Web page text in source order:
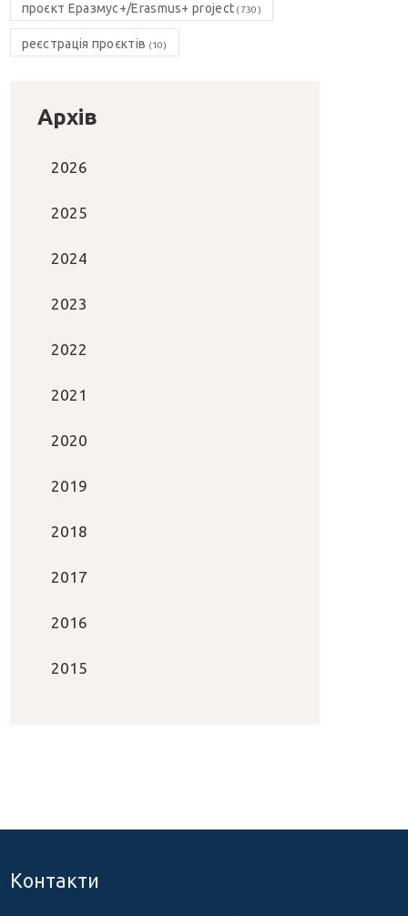
проєкт Еразмус+/Erasmus+ project (730)
реєстрація проєктів (10)
Архів
2026
2025
2024
2023
2022
2021
2020
2019
2018
2017
2016
2015
Контакти